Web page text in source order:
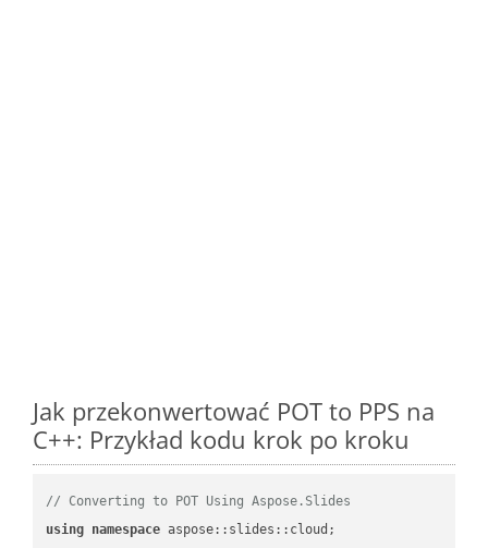
Jak przekonwertować POT to PPS na
C++: Przykład kodu krok po kroku
// Converting to POT Using Aspose.Slides
using namespace aspose::slides::cloud;